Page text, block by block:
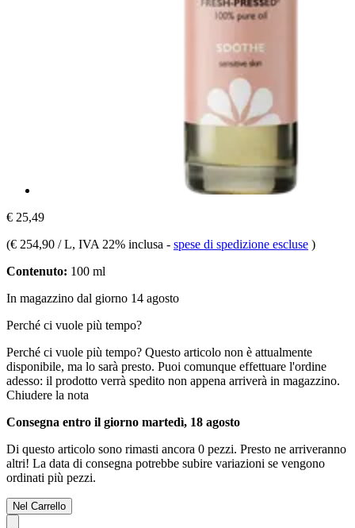
€ 25,49
(€ 254,90 / L, IVA 22% inclusa - spese di spedizione escluse )
Contenuto: 100 ml
In magazzino dal giorno 14 agosto
Perché ci vuole più tempo?
Perché ci vuole più tempo? Questo articolo non è attualmente
disponibile, ma lo sarà presto. Puoi comunque effettuare l'ordine
adesso: il prodotto verrà spedito non appena arriverà in magazzino.
Chiudere la nota
Consegna entro il giorno martedì, 18 agosto
Di questo articolo sono rimasti ancora 0 pezzi. Presto ne arriveranno
altri! La data di consegna potrebbe subire variazioni se vengono
ordinati più pezzi.
Nel Carrello